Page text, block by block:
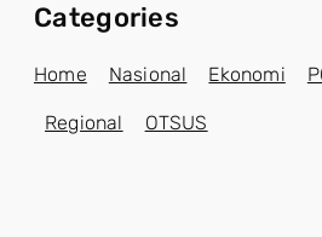
Categories
Home Nasional Ekonomi
Regional OTSUS